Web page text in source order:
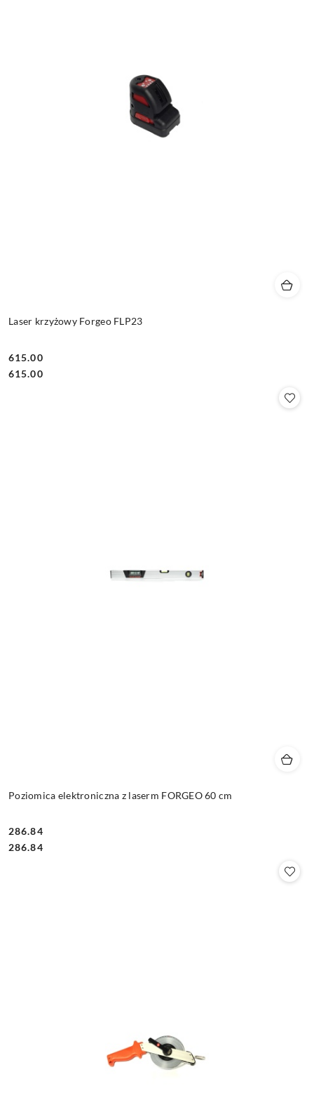
Laser krzyżowy Forgeo FLP23
Cena:
615.00
Cena:
615.00
Poziomica elektroniczna z laserm FORGEO 60 cm
Cena:
286.84
Cena:
286.84